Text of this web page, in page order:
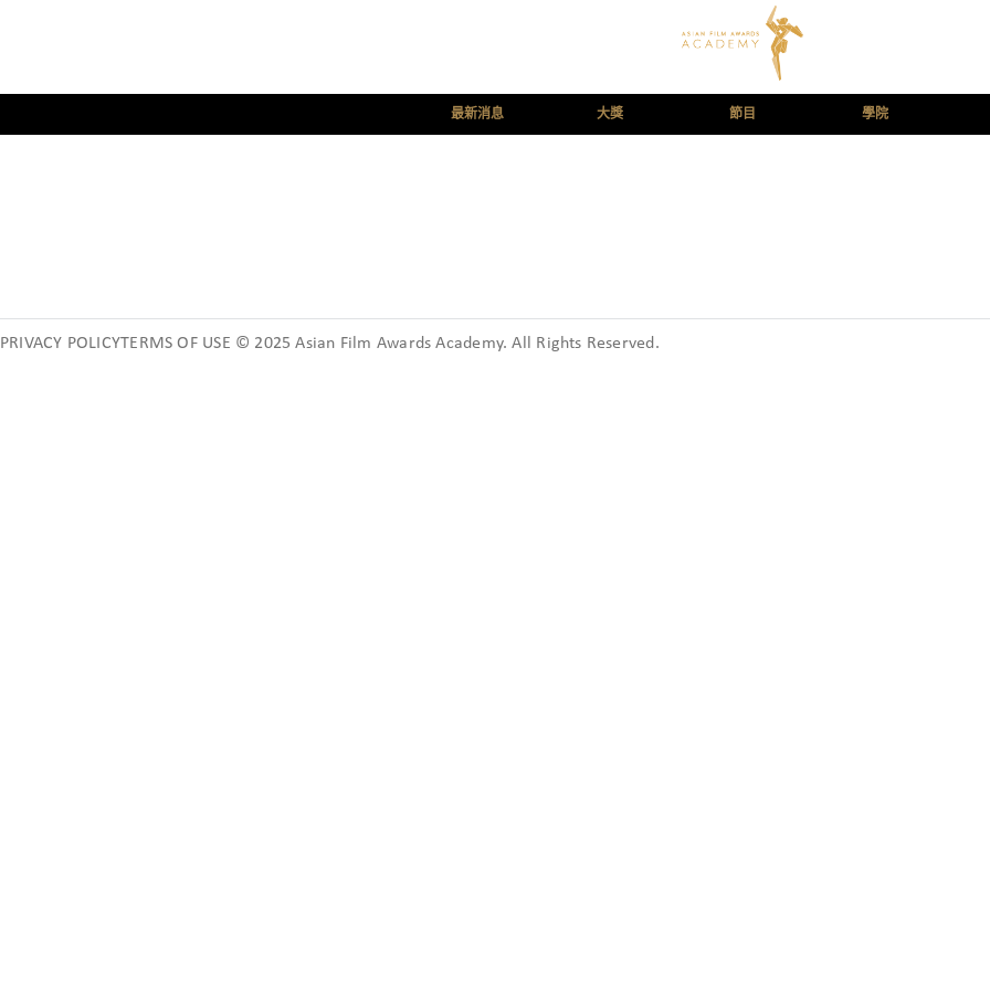
最新消息 大獎 節目 學院
PRIVACY POLICYTERMS OF USE © 2025 Asian Film Awards Academy. All Rights Reserved.